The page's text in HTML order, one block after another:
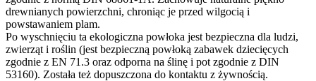
drewnianych powierzchni, chroniąc je przed wilgocią i
powstawaniem plam.
Po wyschnięciu ta ekologiczna powłoka jest bezpieczna dla ludzi,
zwierząt i roślin (jest bezpieczną powłoką zabawek dziecięcych
zgodnie z EN 71.3 oraz odporna na ślinę i pot zgodnie z DIN
53160). Została też dopuszczona do kontaktu z żywnością.